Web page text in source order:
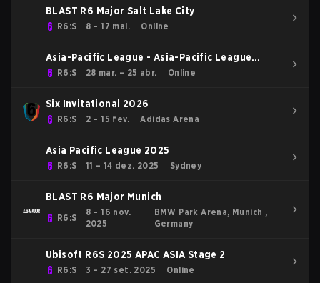
BLAST R6 Major Salt Lake City
R6:S 8 – 17 mai. Online
Asia-Pacific League - Asia-Pacific League
Kickoff: Asia
R6:S 28 mar. – 25 abr. Online
Six Invitational 2026
R6:S 2 – 15 fev. Adidas Arena
Asia Pacific League 2025
R6:S 11 – 14 dez. 2025 Sydney
BLAST R6 Major Munich
R6:S
8 – 16 nov.
2025
BMW Park Arena, Munich ,
Germany
Ubisoft R6S 2025 APAC ASIA Stage 2
R6:S 3 – 27 set. 2025 Online